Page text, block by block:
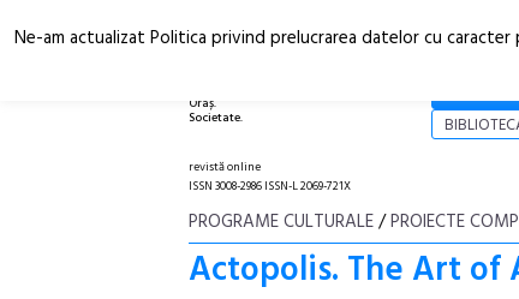
Oraș.
Societate.
NOI
revistă online
ISSN 3008-2986 ISSN-L 2069-721X
PROGRAME CULTURALE/PROIECTE
Actopolis. The Art
Ne-am actualizat Politica privind prelucrarea datelor cu